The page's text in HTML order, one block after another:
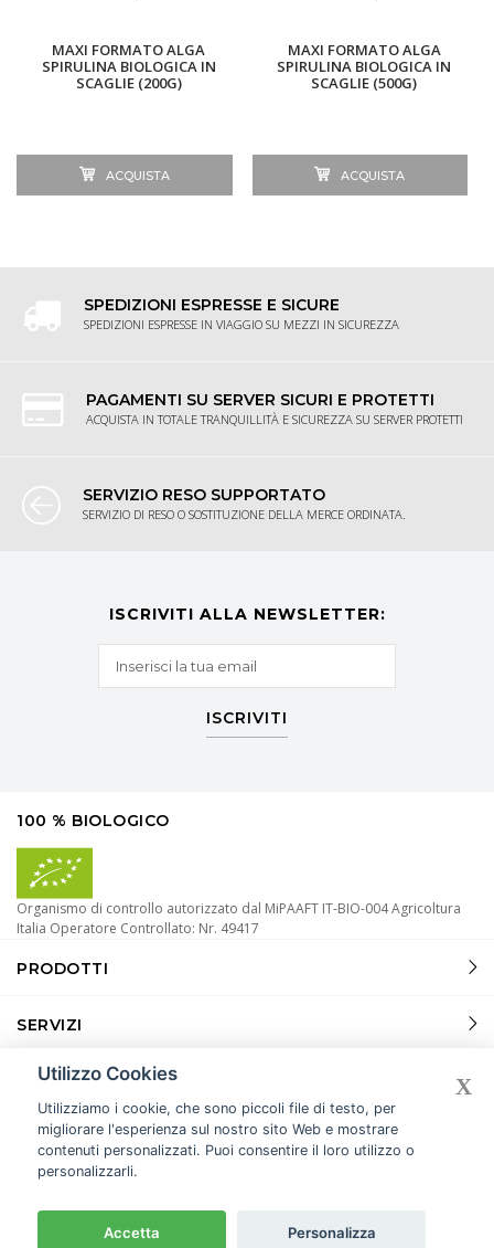
MAXI FORMATO ALGA
SPIRULINA BIOLOGICA IN
SCAGLIE (200G)
ACQUISTA
MAXI FORMATO ALGA
SPIRULINA BIOLOGICA IN
SCAGLIE (500G)
ACQUISTA
SPEDIZIONI ESPRESSE E SICURE
SPEDIZIONI ESPRESSE IN VIAGGIO SU MEZZI IN SICUREZZA
PAGAMENTI SU SERVER SICURI E PROTETTI
ACQUISTA IN TOTALE TRANQUILLITÀ E SICUREZZA SU SERVER PROTETTI
SERVIZIO RESO SUPPORTATO
SERVIZIO DI RESO O SOSTITUZIONE DELLA MERCE ORDINATA.
ISCRIVITI ALLA NEWSLETTER:
ISCRIVITI
100 % BIOLOGICO
Organismo di controllo autorizzato dal MiPAAFT IT-BIO-004 Agricoltura
Italia Operatore Controllato: Nr. 49417
PRODOTTI
SERVIZI
INFORMAZIONI
© 2026 COPYRIGHTSALERA.
TERMINI E CONDIZIONI
COOKIE POLICYPRIVACY POLICY
Utilizzo Cookies
Utilizziamo i cookie, che sono piccoli file di testo, per
migliorare l'esperienza sul nostro sito Web e mostrare
contenuti personalizzati. Puoi consentire il loro utilizzo o
personalizzarli.
Accetta
X
Personalizza